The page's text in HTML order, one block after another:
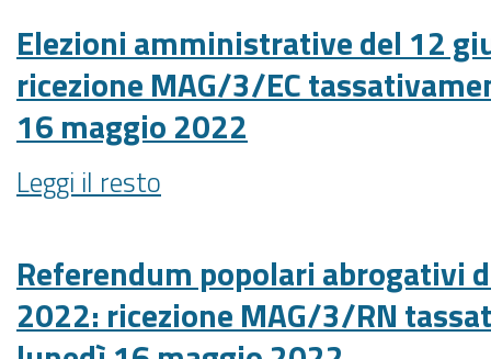
DI
MERCATO
-
FINALIZZATA
ALL’INDIVIDUAZIONE
DEI
INVITARE
ALLA
PROCEDURA
Elezioni amministrative del 12
ricezione MAG/3/EC
16 maggio 2022
Elezioni
amministrative
12
giugno
2022:
ricezione
Leggi il resto
Referendum popolari abrogativi
2022: ricezione MAG/3/RN